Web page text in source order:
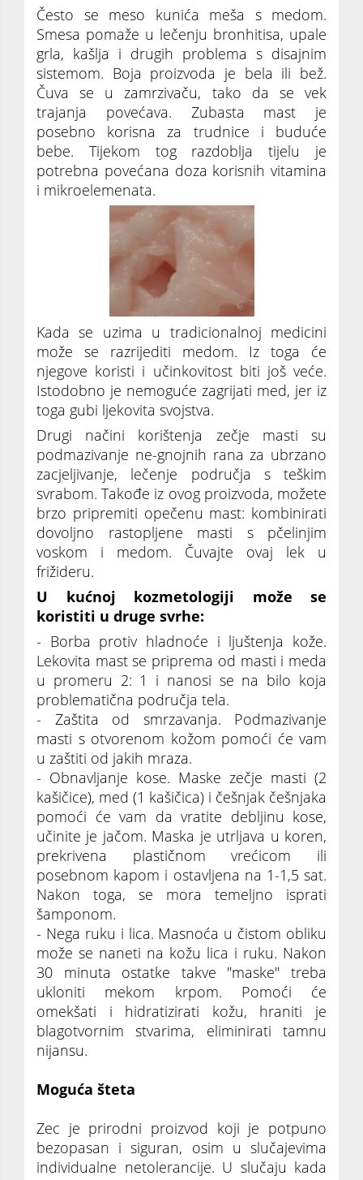
Često se meso kunića meša s medom.
Smesa pomaže u lečenju bronhitisa, upale
grla, kašlja i drugih problema s disajnim
sistemom. Boja proizvoda je bela ili bež.
Čuva se u zamrzivaču, tako da se vek
trajanja povećava. Zubasta mast je
posebno korisna za trudnice i buduće
bebe. Tijekom tog razdoblja tijelu je
potrebna povećana doza korisnih vitamina
i mikroelemenata.
Kada se uzima u tradicionalnoj medicini
može se razrijediti medom. Iz toga će
njegove koristi i učinkovitost biti još veće.
Istodobno je nemoguće zagrijati med, jer iz
toga gubi ljekovita svojstva.
Drugi načini korištenja zečje masti su
podmazivanje ne-gnojnih rana za ubrzano
zacjeljivanje, lečenje područja s teškim
svrabom. Takođe iz ovog proizvoda, možete
brzo pripremiti opečenu mast: kombinirati
dovoljno rastopljene masti s pčelinjim
voskom i medom. Čuvajte ovaj lek u
frižideru.
U kućnoj kozmetologiji može se
koristiti u druge svrhe:
- Borba protiv hladnoće i ljuštenja kože.
Lekovita mast se priprema od masti i meda
u promeru 2: 1 i nanosi se na bilo koja
problematična područja tela.
- Zaštita od smrzavanja. Podmazivanje
masti s otvorenom kožom pomoći će vam
u zaštiti od jakih mraza.
- Obnavljanje kose. Maske zečje masti (2
kašičice), med (1 kašičica) i češnjak češnjaka
pomoći će vam da vratite debljinu kose,
učinite je jačom. Maska je utrljava u koren,
prekrivena plastičnom vrećicom ili
posebnom kapom i ostavljena na 1-1,5 sat.
Nakon toga, se mora temeljno isprati
šamponom.
- Nega ruku i lica. Masnoća u čistom obliku
može se naneti na kožu lica i ruku. Nakon
30 minuta ostatke takve "maske" treba
ukloniti mekom krpom. Pomoći će
omekšati i hidratizirati kožu, hraniti je
blagotvornim stvarima, eliminirati tamnu
nijansu.
Moguća šteta
Zec je prirodni proizvod koji je potpuno
bezopasan i siguran, osim u slučajevima
individualne netolerancije. U slučaju kada